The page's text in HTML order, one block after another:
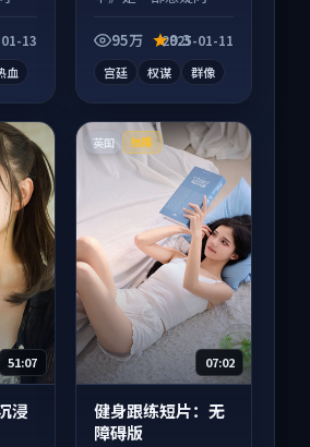
回13
血
别错过，字幕区常有
95万 9.3
2025-01-11
宫廷 权谋 群像
51:07
浸
英国 独播
07:02
健身跟练短片：无
障碍版